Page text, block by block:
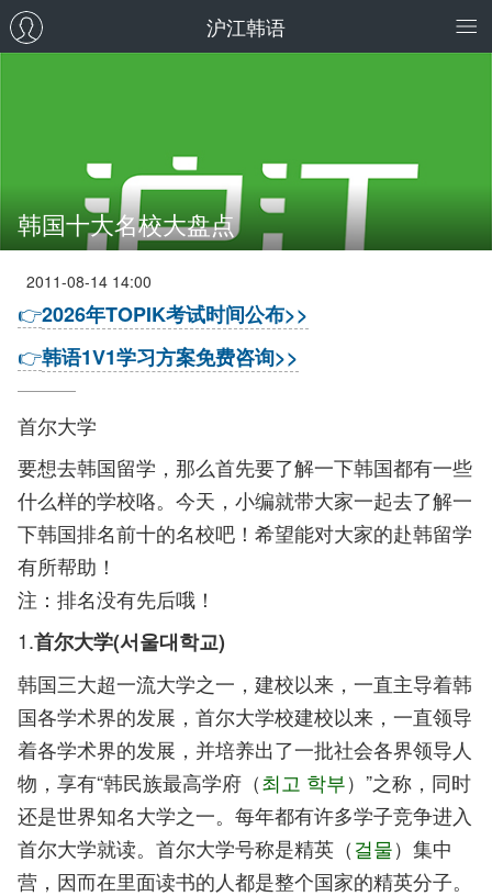
沪江韩语
韩国十大名校大盘点
2011-08-14 14:00
👉2026年TOPIK考试时间公布>>
👉韩语1V1学习方案免费咨询>>
首尔大学
要想去韩国留学，那么首先要了解一下韩国都有一些
什么样的学校咯。今天，小编就带大家一起去了解一
下韩国排名前十的名校吧！希望能对大家的赴韩留学
有所帮助！
注：排名没有先后哦！
1.首尔大学(서울대학교)
韩国三大超一流大学之一，建校以来，一直主导着韩
国各学术界的发展，首尔大学校建校以来，一直领导
着各学术界的发展，并培养出了一批社会各界领导人
物，享有“韩民族最高学府（최고 학부）”之称，同时
还是世界知名大学之一。每年都有许多学子竞争进入
首尔大学就读。首尔大学号称是精英（걸물）集中
营，因而在里面读书的人都是整个国家的精英分子。